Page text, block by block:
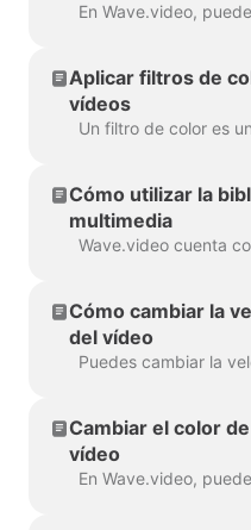
Aplicar filtros de
vídeos
Cómo utilizar la
multimedia
Cómo cambiar la
del vídeo
Cambiar el color
vídeo